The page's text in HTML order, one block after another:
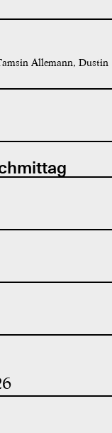
Allemann, Dustin